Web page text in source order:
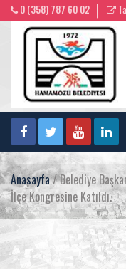
0 (358) 787 60 02
Anasayfa/ Belediye
İlçe Kongresine Katıldı.